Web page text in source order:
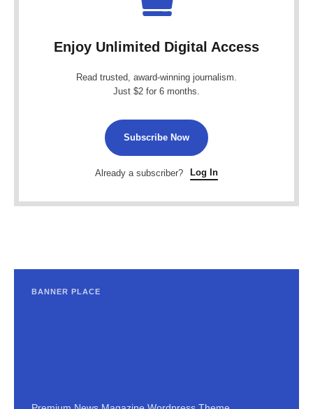
Enjoy Unlimited Digital Access
Read trusted, award-winning journalism.
Just $2 for 6 months.
Subscribe Now
Already a subscriber? Log In
BANNER PLACE